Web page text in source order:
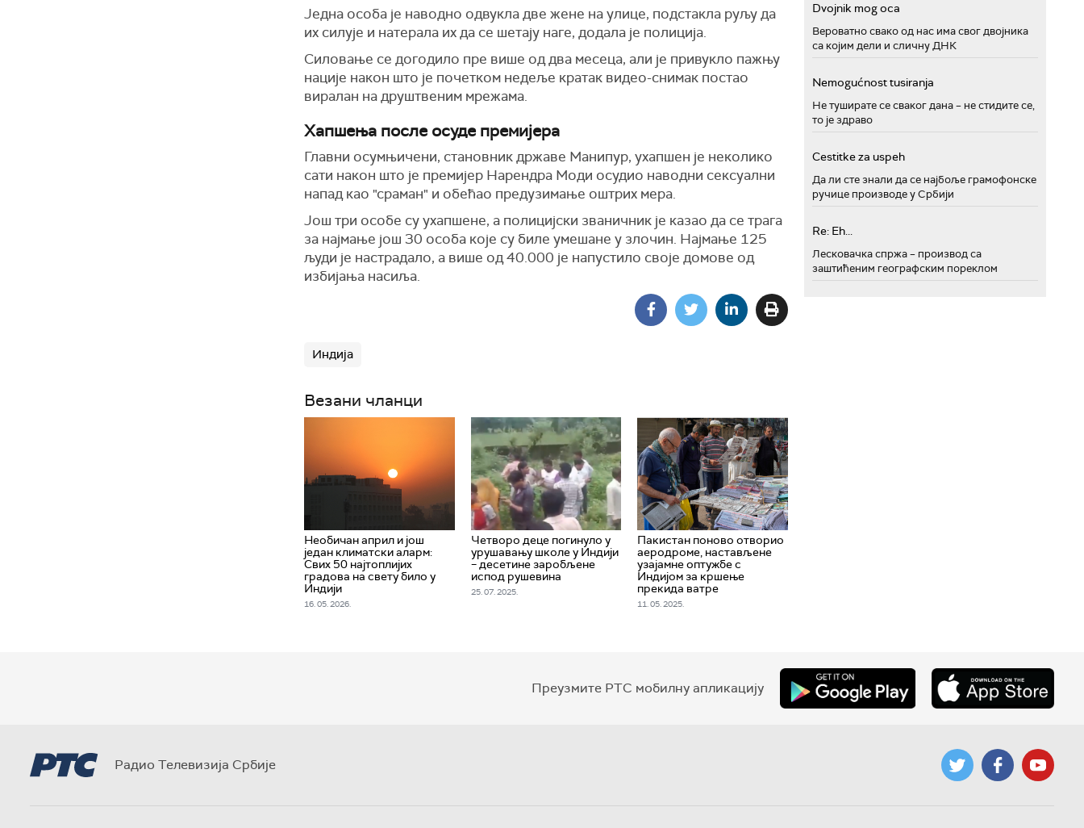
Једна особа је наводно одвукла две жене на улице, подстакла руљу да
их силује и натерала их да се шетају наге, додала је полиција.
Силовање се догодило пре више од два месеца, али је привукло пажњу
нације након што је почетком недеље кратак видео-снимак постао
виралан на друштвеним мрежама.
Хапшења после осуде премијера
Главни осумњичени, становник државе Манипур, ухапшен је неколико
сати након што је премијер Нарендра Моди осудио наводни сексуални
напад као "сраман" и обећао предузимање оштрих мера.
Још три особе су ухапшене, а полицијски званичник је казао да се трага
за најмање још 30 особа које су биле умешане у злочин. Најмање 125
људи је настрадало, а више од 40.000 је напустило своје домове од
избијања насиља.
Индија
Везани чланци
Необичан април и још
један климатски аларм:
Свих 50 најтоплијих
градова на свету било у
Индији
16. 05. 2026.
Четворо деце погинуло у
урушавању школе у Индији
– десетине заробљене
испод рушевина
25. 07. 2025.
Пакистан поново отворио
аеродроме, настављене
узајамне оптужбе с
Индијом за кршење
прекида ватре
11. 05. 2025.
Dvojnik mog oca
Вероватно свако од нас има свог двојника
са којим дели и сличну ДНК
Nemogućnost tusiranja
Не туширате се сваког дана – не стидите се,
то је здраво
Cestitke za uspeh
Да ли сте знали да се најбоље грамофонске
ручице производе у Србији
Re: Eh...
Лесковачка спржа – производ са
заштићеним географским пореклом
Преузмите РТС мобилну апликацију
Радио Телевизија Србије